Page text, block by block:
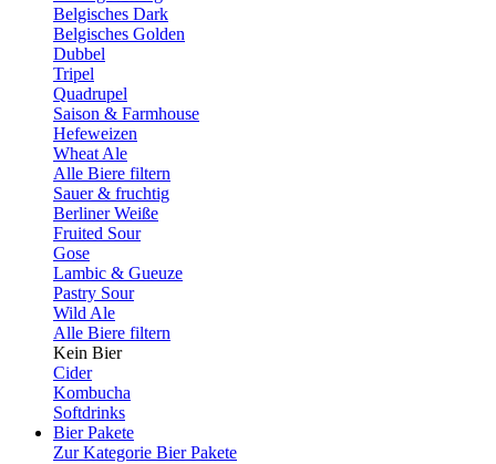
Belgisches Dark
Belgisches Golden
Dubbel
Tripel
Quadrupel
Saison & Farmhouse
Hefeweizen
Wheat Ale
Alle Biere filtern
Sauer & fruchtig
Berliner Weiße
Fruited Sour
Gose
Lambic & Gueuze
Pastry Sour
Wild Ale
Alle Biere filtern
Kein Bier
Cider
Kombucha
Softdrinks
Bier Pakete
Zur Kategorie Bier Pakete